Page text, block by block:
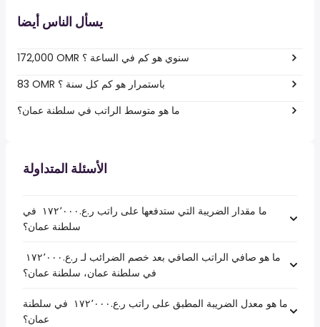
يسأل الناس أيضا
172,000 OMR سنوي هو كم في الساعة ؟
83 OMR باستمرار هو كم كل سنة ؟
ما هو متوسط الراتب في سلطنة عمان؟
الأسئلة المتداولة
ما مقدار الضريبة التي ستدفعها على راتب ر.ع.‏١٧٢٬٠٠٠ ‏ في
سلطنة عمان؟
في سلطنة عمان، سلطنة عمان؟
ما هو معدل الضريبة المطبق على راتب ر.ع.‏١٧٢٬٠٠٠ ‏ في سلطنة
عمان؟